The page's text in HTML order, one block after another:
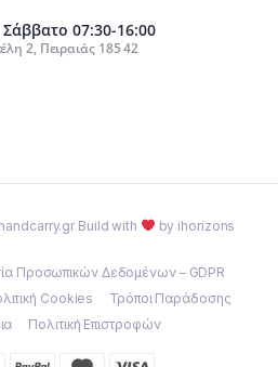
07:30-16:00
2, Πειραιάς 185 42
Build with by ihorizons
Προσωπικών Δεδομένων – GDPR
Cookies
Τρόποι Παράδοσης
Πολιτική Επιστροφών